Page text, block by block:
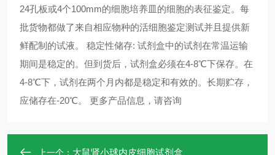
24孔板或4个100mm的细胞培养皿的细胞的表征鉴定。每
批货物都做了来自相应物种的活细胞鉴定测试并且提供新
鲜配制的试液。 稳定性储存: 试剂盒中的试剂在常温运输
期间是稳定的。但到货后，试剂盒必须在4-8℃下保存。在
4-8℃下，试剂在两个月内都是稳定和有效的。长期贮存，
应储存在-20℃。 更多产品信息，请咨询 ​​​​​​​
上一个： 大鼠肾小球内皮细胞试剂盒